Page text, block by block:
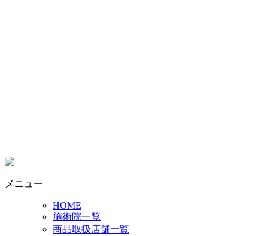
メニュー
HOME
施術院一覧
商品取扱店舗一覧